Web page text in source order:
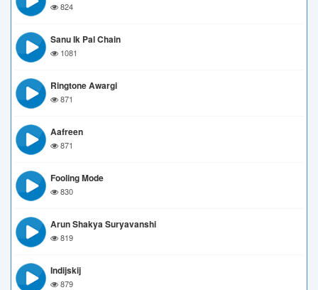
824
Sanu Ik Pal Chain
1081
Ringtone Awargi
871
Aafreen
871
Fooling Mode
830
Arun Shakya Suryavanshi
819
Indijskij
879